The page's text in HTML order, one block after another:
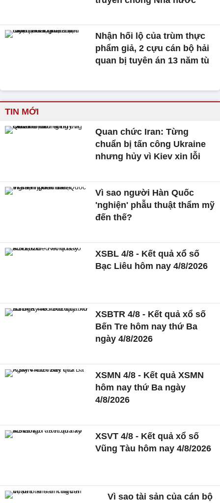
Nhận hối lộ của trùm thực
phẩm giả, 2 cựu cán bộ hải
quan bị tuyên án 13 năm tù
TIN MỚI
Quan chức Iran: Từng
chuẩn bị tấn công Ukraine
nhưng hủy vì Kiev xin lỗi
Vì sao người Hàn Quốc
'nghiện' phẫu thuật thẩm mỹ
đến thế?
XSBL 4/8 - Kết quả xổ số
Bạc Liêu hôm nay 4/8/2026
XSBTR 4/8 - Kết quả xổ số
Bến Tre hôm nay thứ Ba
ngày 4/8/2026
XSMN 4/8 - Kết quả XSMN
hôm nay thứ Ba ngày
4/8/2026
XSVT 4/8 - Kết quả xổ số
Vũng Tàu hôm nay 4/8/2026
Vì sao tài sản của cán bộ